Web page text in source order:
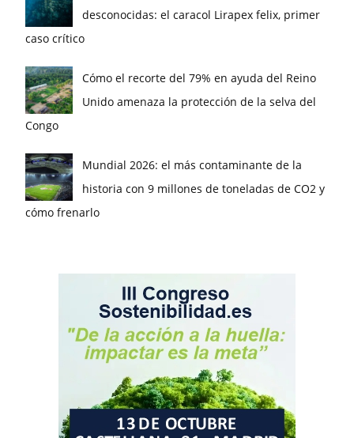
desconocidas: el caracol Lirapex felix, primer
caso crítico
Cómo el recorte del 79% en ayuda del Reino
Unido amenaza la protección de la selva del
Congo
Mundial 2026: el más contaminante de la
historia con 9 millones de toneladas de CO2 y
cómo frenarlo